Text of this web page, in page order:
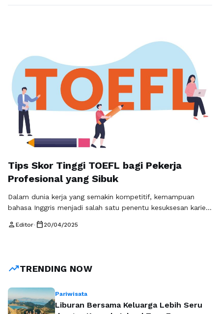
Tips Skor Tinggi TOEFL bagi Pekerja
Profesional yang Sibuk
Dalam dunia kerja yang semakin kompetitif, kemampuan
bahasa Inggris menjadi salah satu penentu kesuksesan karier,
membuktikan kemampuan bahasa Inggris Anda adalah
Selengkapnya
person Editor• calendar_today 20/04/2025
trending_upTRENDING NOW
Pariwisata
Liburan Bersama Keluarga Lebih Seru